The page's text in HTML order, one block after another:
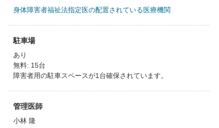
身体障害者福祉法指定医の配置されている医療機関
駐車場
あり
無料: 15台
障害者用の駐車スペースが1台確保されています。
管理医師
小林 隆